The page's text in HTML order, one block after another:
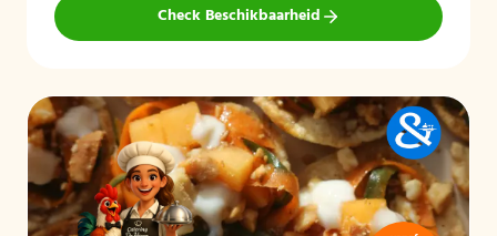
Check Beschikbaarheid